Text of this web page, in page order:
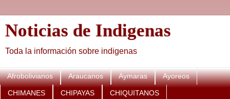
Noticias de Indigenas
Toda la información sobre indigenas
Afrobolivianos Araucanos Aymaras Ayoreos
CHIMANES CHIPAYAS CHIQUITANOS